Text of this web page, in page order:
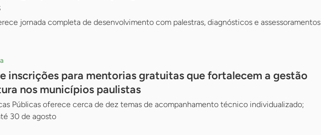
jornada completa de desenvolvimento com palestras, diagnósticos e assessoramentos
inscrições para mentorias gratuitas que fortalecem a gestão
nos municípios paulistas
Públicas oferece cerca de dez temas de acompanhamento técnico individualizado;
30 de agosto